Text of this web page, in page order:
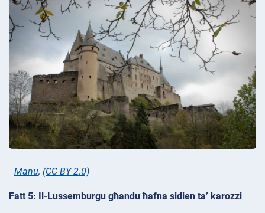
Manu, (CC BY 2.0)
Fatt 5: Il-Lussemburgu għandu ħafna sidien ta’ karozzi